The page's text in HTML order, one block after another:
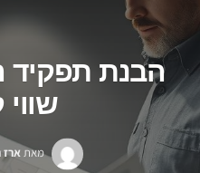
הבנת תפקיד
מאת ארז